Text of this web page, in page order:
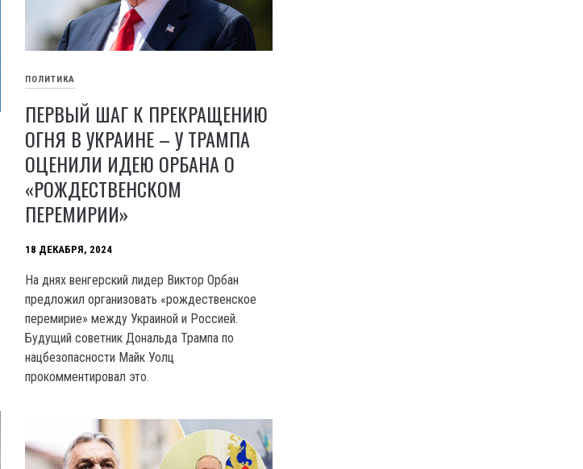
ПОЛИТИКА
ПЕРВЫЙ ШАГ К ПРЕКРАЩЕНИЮ
ОГНЯ В УКРАИНЕ – У ТРАМПА
ОЦЕНИЛИ ИДЕЮ ОРБАНА О
«РОЖДЕСТВЕНСКОМ
ПЕРЕМИРИИ»
18 ДЕКАБРЯ, 2024
На днях венгерский лидер Виктор Орбан
предложил организовать «рождественское
перемирие» между Украиной и Россией.
Будущий советник Дональда Трампа по
нацбезопасности Майк Уолц
прокомментировал это.